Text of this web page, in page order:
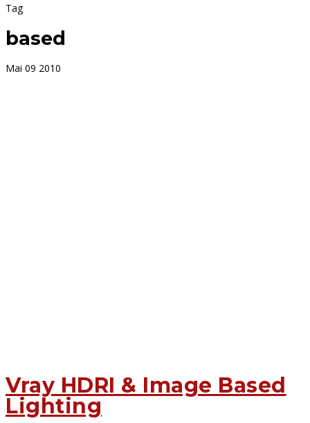
Tag
based
Mai 09 2010
Vray HDRI & Image Based
Lighting